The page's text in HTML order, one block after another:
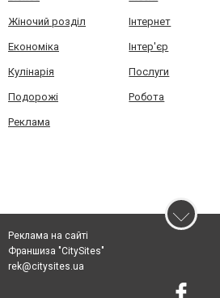
Жіночий розділ Інтернет
Економіка Інтер'єр
Кулінарія Послуги
Подорожі Робота
Реклама
Реклама на сайті
Франшиза "CitySites"
rek@citysites.ua